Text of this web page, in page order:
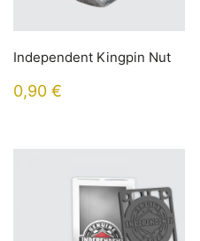
Independent Kingpin Nut
0,90 €